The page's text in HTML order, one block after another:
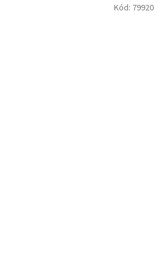
Kód: 79920